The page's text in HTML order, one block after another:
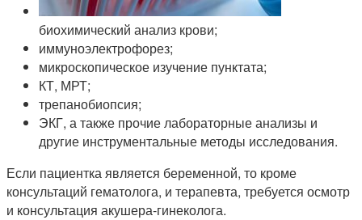
биохимический анализ крови;
иммуноэлектрофорез;
микроскопическое изучение пунктата;
КТ, МРТ;
трепанобиопсия;
ЭКГ, а также прочие лабораторные анализы и
другие инструментальные методы исследования.
Если пациентка является беременной, то кроме
консультаций гематолога, и терапевта, требуется осмотр
и консультация акушера-гинеколога.